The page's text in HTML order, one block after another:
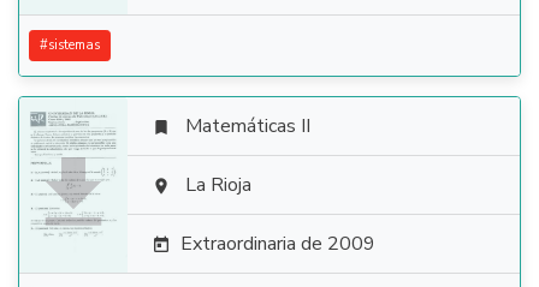
#sistemas

 Matemáticas II
 La Rioja
 Extraordinaria de 2009